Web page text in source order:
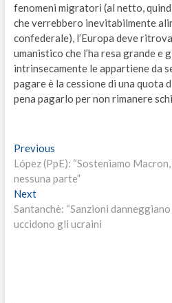
fenomeni migratori (al netto,
che verrebbero inevitabilmente
confederale), l’Europa deve
umanistico che l’ha resa grande e
intrinsecamente le appartiene da
pagare è la cessione di una quota
pena pagarlo per non rimanere
Navigazione
articoli
PreviousPrevious
post:
López (PpE): “Sosteniamo
nessuna parte”
NextNext
post:
Santanchè: “Sanzioni danneggiano
uccidono gli ucraini